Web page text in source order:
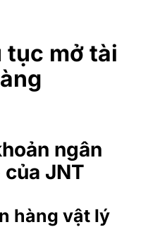
tục mở tài
ngân
JNT
hàng vật lý